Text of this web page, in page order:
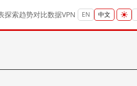
探索趋势对比数据VPN EN 中文